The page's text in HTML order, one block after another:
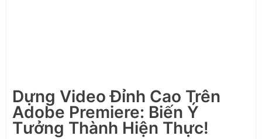
Dựng Video Đỉnh Cao Trên
Adobe Premiere: Biến Ý
Tưởng Thành Hiện Thực!